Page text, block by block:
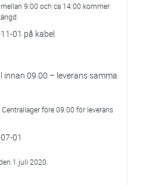
9:00 och ca 14:00 kommer
01 på kabel
09.00 – leverans samma
före 09.00 för leverans
01
1 juli 2020.